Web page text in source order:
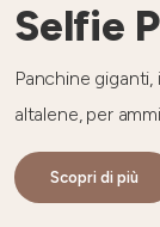
Selfie
Panchine
altalene, per
Scopri di più